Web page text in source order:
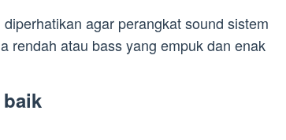
agar perangkat sound sistem
rendah atau bass yang empuk dan enak